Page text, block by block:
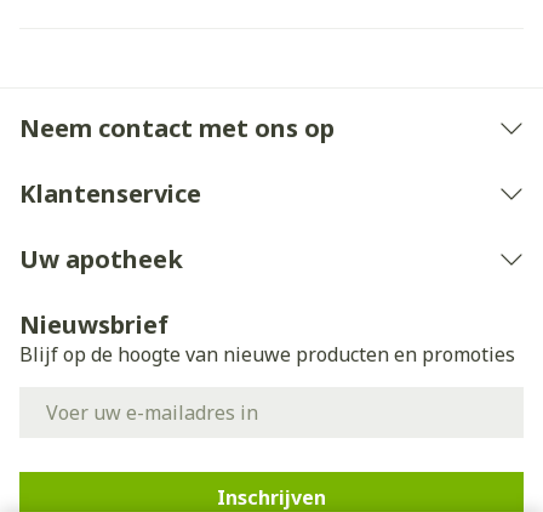
Neem contact met ons op
Klantenservice
Uw apotheek
Nieuwsbrief
Blijf op de hoogte van nieuwe producten en promoties
Inschrijven